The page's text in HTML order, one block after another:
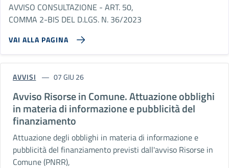
AVVISO CONSULTAZIONE - ART. 50,
COMMA 2-BIS DEL D.LGS. N. 36/2023
VAI ALLA PAGINA
AVVISI 07 GIU 26
Avviso Risorse in Comune. Attuazione obblighi
in materia di informazione e pubblicità del
finanziamento
Attuazione degli obblighi in materia di informazione e
pubblicità del finanziamento previsti dall'avviso Risorse in
Comune (PNRR),